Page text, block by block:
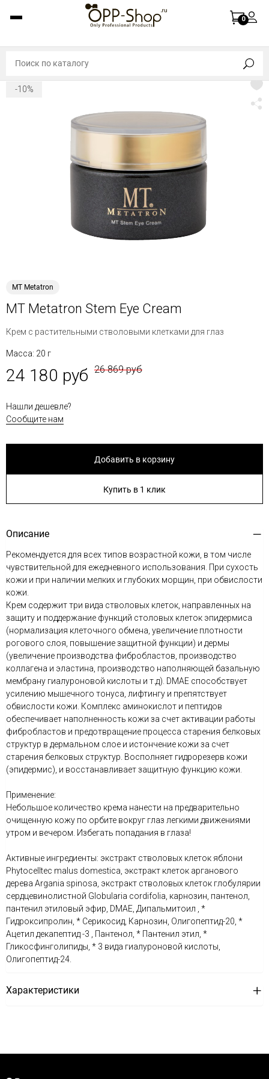
0
-10%
MT Metatron
MT Metatron Stem Eye Cream
Крем с растительными стволовыми клетками для глаз
Масса: 20 г
24 180 руб 26 869 руб
Нашли дешевле?
Сообщите нам
Добавить в корзину
Купить в 1 клик
Описание
Рекомендуется для всех типов возрастной кожи, в том числе
чувствительной для ежедневного использования. При сухость
кожи и при наличии мелких и глубоких морщин, при обвислости
кожи.
Крем содержит три вида стволовых клеток, направленных на
защиту и поддержание функций столовых клеток эпидермиса
(нормализация клеточного обмена, увеличение плотности
рогового слоя, повышение защитной функции) и дермы
(увеличение производства фибробластов, производство
коллагена и эластина, производство наполняющей базальную
мембрану гиалуроновой кислоты и т.д). DMAE способствует
усилению мышечного тонуса, лифтингу и препятствует
обвислости кожи. Комплекс аминокислот и пептидов
обеспечивает наполненность кожи за счет активации работы
фибробластов и предотвращение процесса старения белковых
структур в дермальном слое и истончение кожи за счет
старения белковых структур. Восполняет гидрорезерв кожи
(эпидермис), и восстанавливает защитную функцию кожи.
Применение:
Небольшое количество крема нанести на предварительно
очищенную кожу по орбите вокруг глаз легкими движениями
утром и вечером. Избегать попадания в глаза!
Активные ингредиенты: экстракт стволовых клеток яблони
Phytocelltec malus domestica, экстракт клеток арганового
дерева Argania spinosa, экстракт стволовых клеток глобулярии
сердцевинолистной Globularia cordifolia, карнозин, пантенол,
пантенил этиловый эфир, DMAE, Дипальмитоил , *
Гидроксипролин, * Серикосид, Карнозин, Олигопептид-20, *
Ацетил декапептид -3 , Пантенол, * Пантенил этил, *
Гликосфинголипиды, * 3 вида гиалуроновой кислоты,
Олигопептид-24.
Характеристики